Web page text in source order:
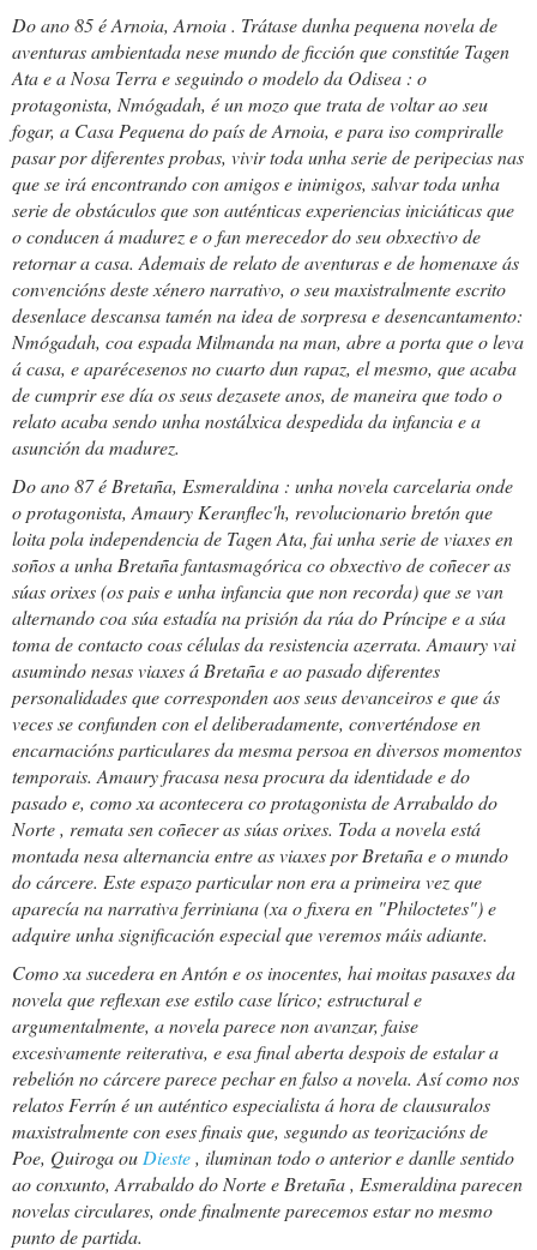
Do ano 85 éArnoia, Arnoia. Trátase dunha pequena novela de
aventuras ambientada nese mundo de ficción que constitúe Tagen
Ata e a Nosa Terra e seguindo o modelo da Odisea : o
protagonista, Nmógadah, é un mozo que trata de voltar ao seu
fogar, a Casa Pequena do país de Arnoia, e para iso compriralle
pasar por diferentes probas, vivir toda unha serie de peripecias nas
que se irá encontrando con amigos e inimigos, salvar toda unha
serie de obstáculos que son auténticas experiencias iniciáticas que
o conducen á madurez e o fan merecedor do seu obxectivo de
retornar a casa. Ademais de relato de aventuras e de homenaxe ás
convencións deste xénero narrativo, o seu maxistralmente escrito
desenlace descansa tamén na idea de sorpresa e desencantamento:
Nmógadah, coa espada Milmanda na man, abre a porta que o leva
á casa, e aparécesenos no cuarto dun rapaz, el mesmo, que acaba
de cumprir ese día os seus dezasete anos, de maneira que todo o
relato acaba sendo unha nostálxica despedida da infancia e a
asunción da madurez.
Do ano 87 é Bretaña, Esmeraldina : unha novela carcelaria onde
o protagonista, Amaury Keranflec'h, revolucionario bretón que
loita pola independencia de Tagen Ata, fai unha serie de viaxes en
soños a unha Bretaña fantasmagórica co obxectivo de coñecer as
súas orixes (os pais e unha infancia que non recorda) que se van
alternando coa súa estadía na prisión da rúa do Príncipe e a súa
toma de contacto coas células da resistencia azerrata. Amaury vai
asumindo nesas viaxes á Bretaña e ao pasado diferentes
personalidades que corresponden aos seus devanceiros e que ás
veces se confunden con el deliberadamente, converténdose en
encarnacións particulares da mesma persoa en diversos momentos
temporais. Amaury fracasa nesa procura da identidade e do
pasado e, como xa acontecera co protagonista deArrabaldo do
Norte, remata sen coñecer as súas orixes. Toda a novela está
montada nesa alternancia entre as viaxes por Bretaña e o mundo
do cárcere. Este espazo particular non era a primeira vez que
aparecía na narrativa ferriniana (xa o fixera en "Philoctetes") e
adquire unha significación especial que veremos máis adiante.
Como xa sucedera en Antón e os inocentes, hai moitas pasaxes da
novela que reflexan ese estilo case lírico; estructural e
argumentalmente, a novela parece non avanzar, faise
excesivamente reiterativa, e esa final aberta despois de estalar a
rebelión no cárcere parece pechar en falso a novela. Así como nos
relatos Ferrín é un auténtico especialista á hora de clausuralos
maxistralmente con eses finais que, segundo as teorizacións de
Poe, Quiroga ou Dieste, iluminan todo o anterior e danlle sentido
ao conxunto, Arrabaldo do Nortee Bretaña, Esmeraldinaparecen
novelas circulares, onde finalmente parecemos estar no mesmo
punto de partida.